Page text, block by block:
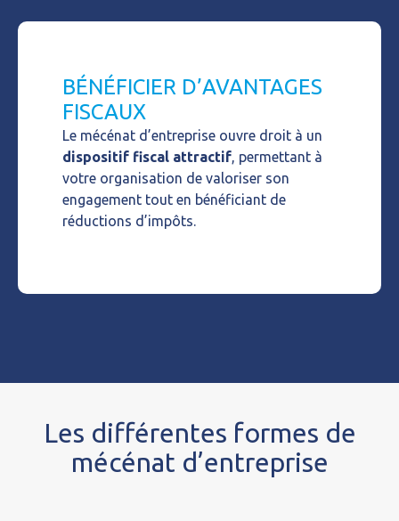
BÉNÉFICIER D’AVANTAGES
FISCAUX
Le mécénat d’entreprise ouvre droit à un
dispositif fiscal attractif, permettant à
votre organisation de valoriser son
engagement tout en bénéficiant de
réductions d’impôts.
Les différentes formes de
mécénat d’entreprise